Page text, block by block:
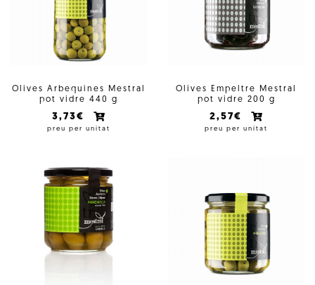
Olives Arbequines Mestral
pot vidre 440 g
3,73€
preu per unitat
Olives Empeltre Mestral
pot vidre 200 g
2,57€
preu per unitat